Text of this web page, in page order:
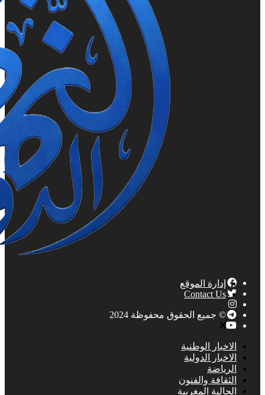
إدارة الموقع
Contact Us
© جميع الحقوق محفوظة 2024
الاخبار الوطنية
الاخبار الدولية
الرياضة
الثقافة والفنون
الجالية المغربية